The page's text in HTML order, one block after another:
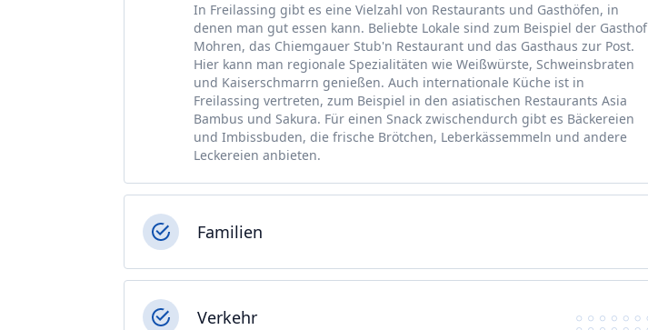
In Freilassing gibt es eine Vielzahl von Restaurants und Gasthöfen, in
denen man gut essen kann. Beliebte Lokale sind zum Beispiel der Gasthof
Mohren, das Chiemgauer Stub'n Restaurant und das Gasthaus zur Post.
Hier kann man regionale Spezialitäten wie Weißwürste, Schweinsbraten
und Kaiserschmarrn genießen. Auch internationale Küche ist in
Freilassing vertreten, zum Beispiel in den asiatischen Restaurants Asia
Bambus und Sakura. Für einen Snack zwischendurch gibt es Bäckereien
und Imbissbuden, die frische Brötchen, Leberkässemmeln und andere
Leckereien anbieten.
Familien
Verkehr